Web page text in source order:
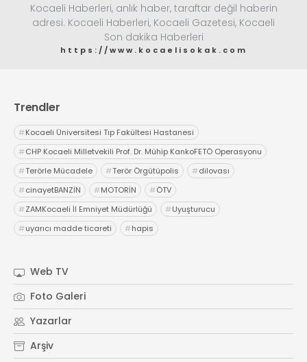
Kocaeli Haberleri, anlık haber, taraftar değil haberin
adresi. Kocaeli Haberleri, Kocaeli Gazetesi, Kocaeli
Son dakika Haberleri
https://www.kocaelisokak.com
Trendler
#Kocaeli Üniversitesi Tıp Fakültesi Hastanesi
#CHP Kocaeli Milletvekili Prof. Dr. Mühip KankoFETÖ Operasyonu
#Terörle Mücadele #Terör Örgütüpolis #dilovası
#cinayetBANZİN #MOTORİN #ÖTV
#ZAMKocaeli İl Emniyet Müdürlüğü #Uyuşturucu
#uyarıcı madde ticareti #hapis
Web TV
Foto Galeri
Yazarlar
Arşiv